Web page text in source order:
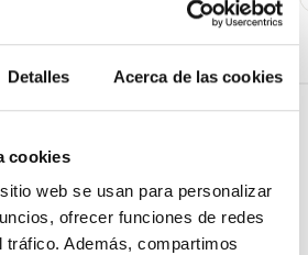
Detalles Acerca de las cookies
cookies
web se usan para personalizar
ofrecer funciones de redes
Además, compartimos
y
Lavabos modernos
Lavabos sobre encimera